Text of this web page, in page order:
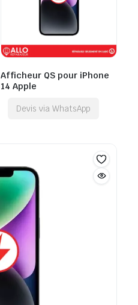
Afficheur QS pour iPhone
14 Apple
Devis via WhatsApp